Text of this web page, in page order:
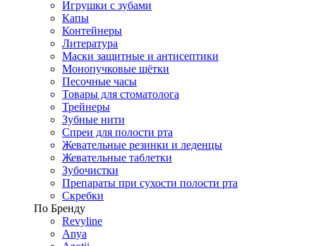
Игрушки с зубами
Капы
Контейнеры
Литература
Маски защитные и антисептики
Монопучковые щётки
Песочные часы
Товары для стоматолога
Трейнеры
Зубные нити
Спреи для полости рта
Жевательные резинки и леденцы
Жевательные таблетки
Зубочистки
Препараты при сухости полости рта
Скребки
По Бренду
Revyline
Anya